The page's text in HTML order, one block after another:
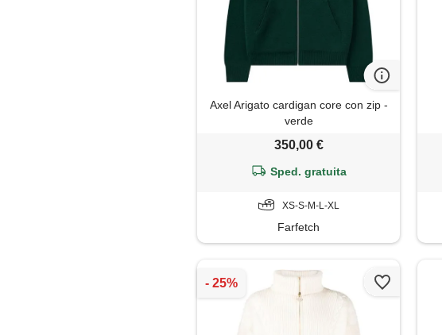
Axel Arigato cardigan core con zip -
verde
350,00 €
Sped. gratuita
XS-S-M-L-XL
Farfetch